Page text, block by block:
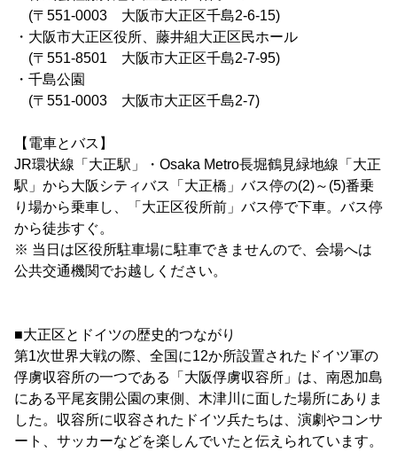
(〒551-0003 大阪市大正区千島2-6-15)
・大阪市大正区役所、藤井組大正区民ホール
(〒551-8501 大阪市大正区千島2-7-95)
・千島公園
(〒551-0003 大阪市大正区千島2-7)
【電車とバス】
JR環状線「大正駅」・Osaka Metro長堀鶴見緑地線「大正
駅」から大阪シティバス「大正橋」バス停の(2)～(5)番乗
り場から乗車し、「大正区役所前」バス停で下車。バス停
から徒歩すぐ。
※ 当日は区役所駐車場に駐車できませんので、会場へは
公共交通機関でお越しください。
■大正区とドイツの歴史的つながり
第1次世界大戦の際、全国に12か所設置されたドイツ軍の
俘虜収容所の一つである「大阪俘虜収容所」は、南恩加島
にある平尾亥開公園の東側、木津川に面した場所にありま
した。収容所に収容されたドイツ兵たちは、演劇やコンサ
ート、サッカーなどを楽しんでいたと伝えられています。